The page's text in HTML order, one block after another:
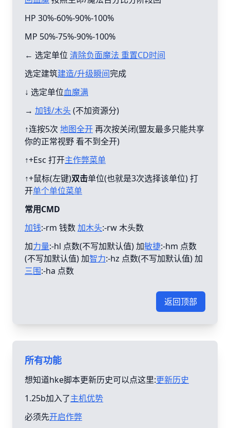
HP 30%-60%-90%-100%
MP 50%-75%-90%-100%
← 选定单位 清除负面魔法 重置CD时间
选定建筑建造/升级瞬间完成
↓ 选定单位血魔满
→ 加钱/木头(不加资源分)
↑连按5次 地图全开再次按关闭(盟友最多只能共享
你的正常视野 看不到全开)
↑+Esc 打开主作弊菜单
↑+鼠标(左键)双击单位(也就是3次选择该单位) 打
开单个单位菜单
常用CMD
加钱:-rm 钱数加木头:-rw 木头数
加力量:-hl 点数(不写加默认值) 加敏捷:-hm 点数
(不写加默认值) 加智力:-hz 点数(不写加默认值) 加
三围:-ha 点数
返回顶部
所有功能
想知道hke脚本更新历史可以点这里:更新历史
1.25b加入了主机优势
必须先开启作弊